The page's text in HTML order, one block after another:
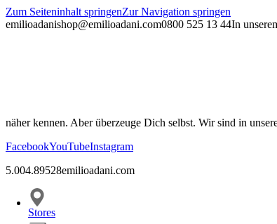
Zum Seiteninhalt springenZur Navigation springen
emilioadanishop@emilioadani.com0800 525 13 44In
näher kennen. Aber überzeuge Dich selbst. Wir sind in
FacebookYouTubeInstagram
5.004.89528emilioadani.com
Stores